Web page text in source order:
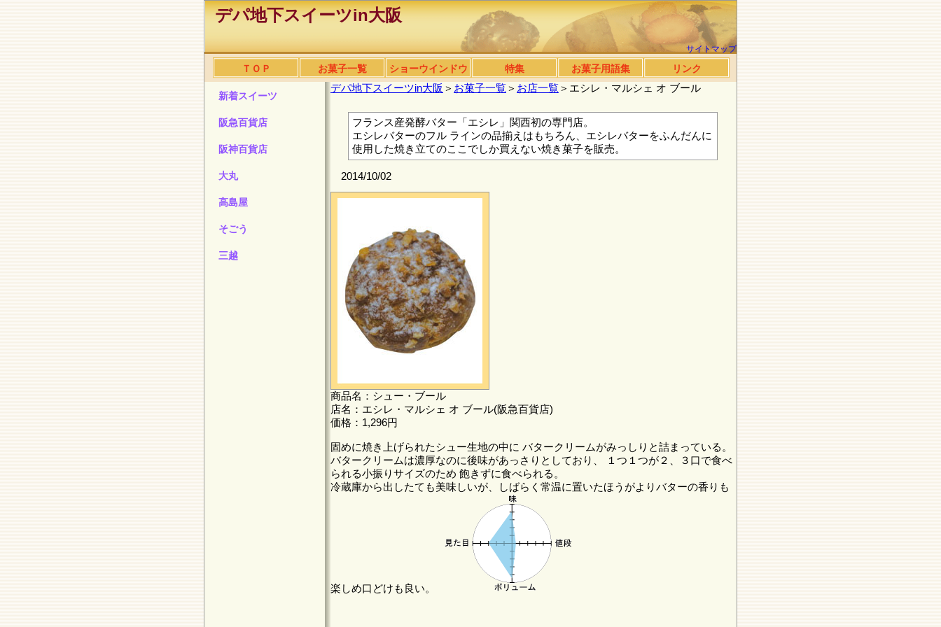
デパ地下スイーツin大阪
サイトマップ
ＴＯＰ お菓子一覧 ショーウインドウ 特集 お菓子用語集 リンク
新着スイーツ
阪急百貨店
阪神百貨店
大丸
高島屋
そごう
三越
デパ地下スイーツin大阪 ＞ お菓子一覧＞ お店一覧＞エシレ・マルシェ オ ブール
フランス産発酵バター「エシレ」関西初の専門店。
エシレバターのフル ラインの品揃えはもちろん、エシレバターをふんだんに
使用した焼き立てのここでしか買えない焼き菓子を販売。
2014/10/02
商品名：シュー・ブール
店名：エシレ・マルシェ オ ブール(阪急百貨店)
価格：1,296円
固めに焼き上げられたシュー生地の中に バタークリームがみっしりと詰まっている。
バタークリームは濃厚なのに後味があっさりとしており、 １つ１つが２、３口で食べ
られる小振りサイズのため 飽きずに食べられる。
冷蔵庫から出したても美味しいが、しばらく常温に置いたほうがよりバターの香りも
楽しめ口どけも良い。